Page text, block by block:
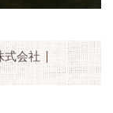
式会社